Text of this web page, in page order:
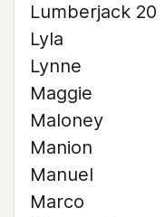
Lumberjack 20
Lyla
Lynne
Maggie
Maloney
Manion
Manuel
Marco